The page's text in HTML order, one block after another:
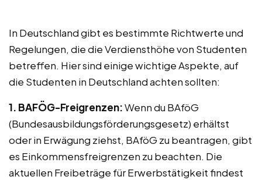
In Deutschland gibt es bestimmte Richtwerte und
Regelungen, die die Verdiensthöhe von Studenten
betreffen. Hier sind einige wichtige Aspekte, auf
die Studenten in Deutschland achten sollten:
1. BAFÖG-Freigrenzen:Wenn du BAföG
(Bundesausbildungsförderungsgesetz) erhältst
oder in Erwägung ziehst, BAföG zu beantragen, gibt
es Einkommensfreigrenzen zu beachten. Die
aktuellen Freibeträge für Erwerbstätigkeit findest